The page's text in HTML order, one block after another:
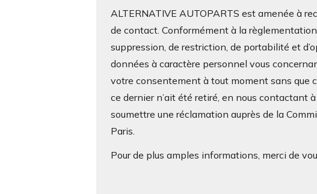
ALTERNATIVE AUTOPARTS est amenée à
de contact. Conformément à la
suppression, de restriction, de portabilité et
données à caractère personnel vous
votre consentement à tout moment sans que
ce dernier n’ait été retiré, en nous contactant
soumettre une réclamation auprès de la
Paris.
Pour de plus amples informations, merci de